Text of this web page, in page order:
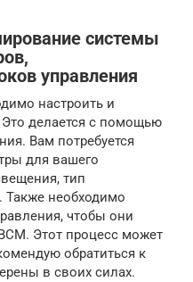
системы
управления
настроить и
делается с помощью
Вам потребуется
для вашего
тип
Также необходимо
чтобы они
Этот процесс может
обратиться к
в своих силах.